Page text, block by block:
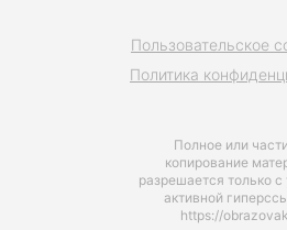
Полное или
копирование
разрешается только с
активной
https://
Пользовательское
Политика